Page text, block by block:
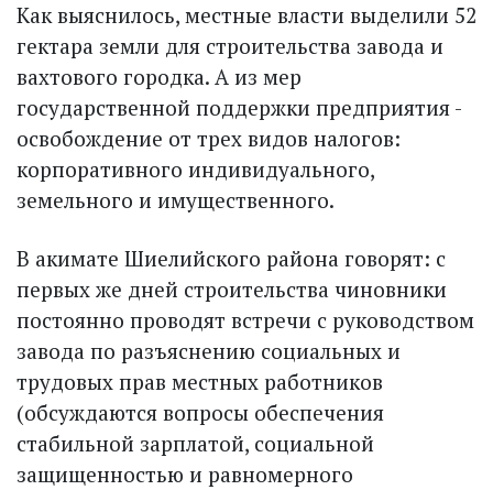
Как выяснилось, местные власти выделили 52
гектара земли для строительства завода и
вахтового городка. А из мер
государственной поддержки предприятия -
освобождение от трех видов налогов:
корпоративного индивидуального,
земельного и имущественного.
В акимате Шиелийского района говорят: с
первых же дней строительства чиновники
постоянно проводят встречи с руководством
завода по разъяснению социальных и
трудовых прав местных работников
(обсуждаются вопросы обеспечения
стабильной зарплатой, социальной
защищенностью и равномерного